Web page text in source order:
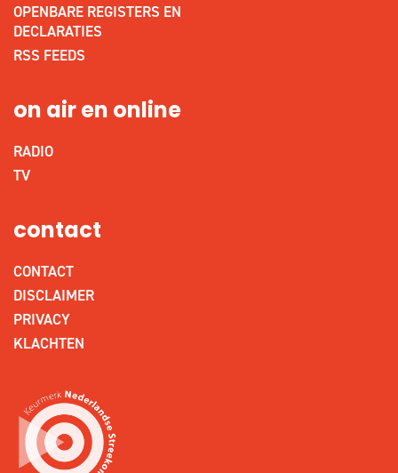
OPENBARE REGISTERS EN
DECLARATIES
RSS FEEDS
on air en online
RADIO
TV
contact
CONTACT
DISCLAIMER
PRIVACY
KLACHTEN